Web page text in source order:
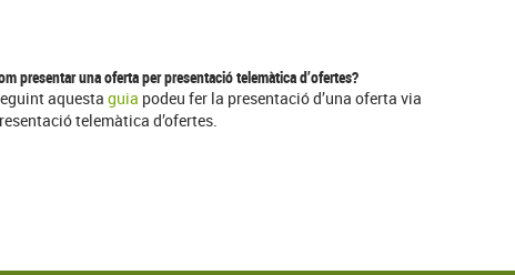
presentar una oferta per presentació telemàtica d’ofertes?
aquesta guia podeu fer la presentació d’una oferta via
telemàtica d’ofertes.